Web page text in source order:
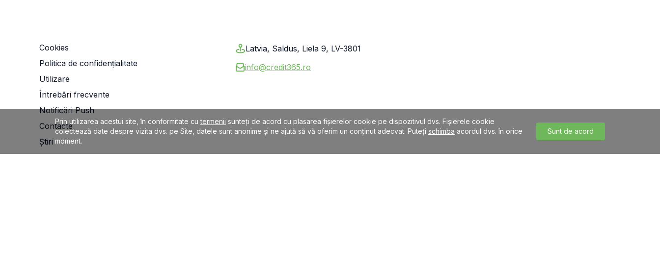
Cookies
Politica de confidențialitate
Utilizare
Întrebări frecvente
Notificări Push
Contacte
Știri
Dezabonare de la SMS
Latvia, Saldus, Liela 9, LV-3801
info@credit365.ro
Prin utilizarea acestui site, în conformitate cutermenii sunteți de acord cu plasarea fișierelor cookie pe dispozitivul dvs. Fișierele cookie
colectează date despre vizita dvs. pe Site, datele sunt anonime și ne ajută să vă oferim un conținut adecvat. Puteți schimba acordul dvs. în orice
moment.
Sunt de acord